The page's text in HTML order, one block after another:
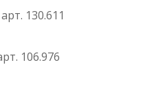
130.611
106.976